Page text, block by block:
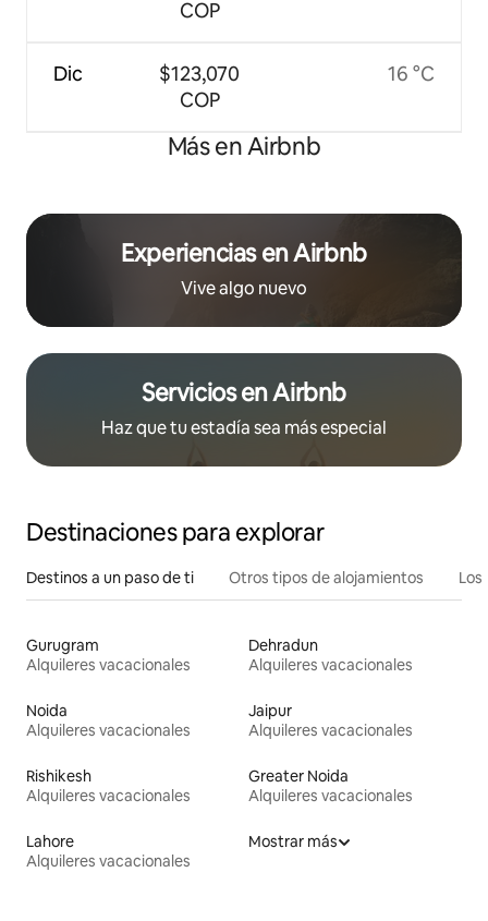
Dic
COP
$123,070
COP
16 °C
Más en Airbnb
Experiencias en Airbnb
Vive algo nuevo
Servicios en Airbnb
Haz que tu estadía sea más especial
Destinaciones para explorar
Destinos a un paso de ti Otros tipos de alojamientos
Gurugram
Alquileres vacacionales
Dehradun
Alquileres vacacionales
Noida
Alquileres vacacionales
Jaipur
Alquileres vacacionales
Rishikesh
Alquileres vacacionales
Greater Noida
Alquileres vacacionales
Lahore
Alquileres vacacionales
Mostrar más